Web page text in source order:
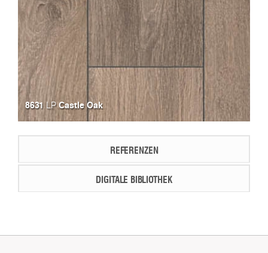
8631 LPCastle Oak
REFERENZEN
DIGITALE BIBLIOTHEK